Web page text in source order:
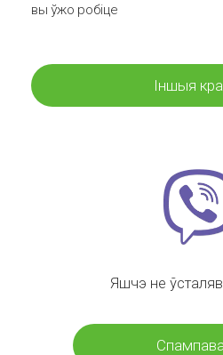
вы ўжо робіце
Іншыя
Яшчэ не